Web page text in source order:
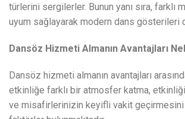
türlerini sergilerler. Bunun yanı sıra, farklı
uyum sağlayarak modern dans gösterileri
Dansöz Hizmeti Almanın Avantajları
Dansöz hizmeti almanın avantajları
etkinliğe farklı bir atmosfer katma,
ve misafirlerinizin keyifli vakit